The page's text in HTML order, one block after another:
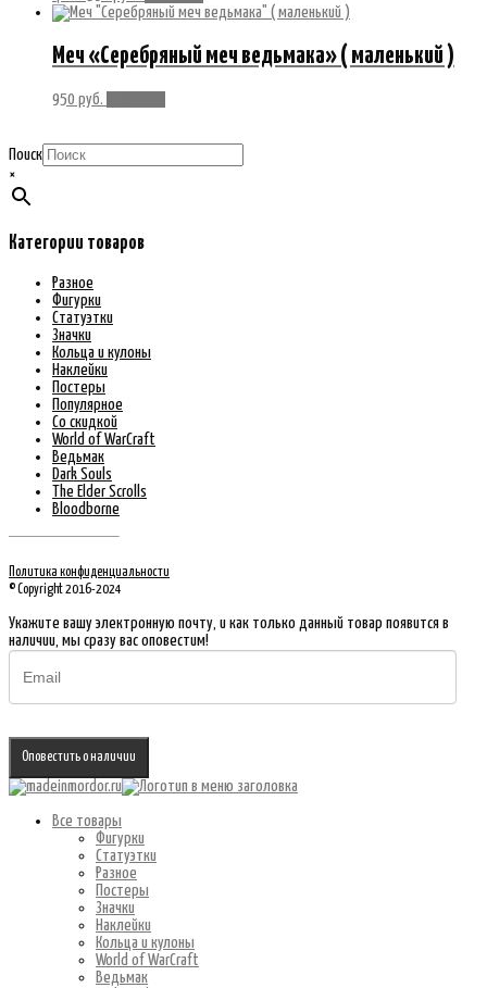
Меч «Серебряный меч ведьмака» ( маленький )
950 руб.
Поиск
×
Категории товаров
Разное
Фигурки
Статуэтки
Значки
Кольца и кулоны
Наклейки
Постеры
Популярное
Со скидкой
World of WarCraft
Ведьмак
Dark Souls
The Elder Scrolls
Bloodborne
Политика конфиденциальности
© Copyright 2016-2024
Укажите вашу электронную почту, и как только данный товар появится в
наличии, мы сразу вас оповестим!
Оповестить о наличии
Все товары
Фигурки
Статуэтки
Разное
Постеры
Значки
Наклейки
Кольца и кулоны
World of WarCraft
Ведьмак